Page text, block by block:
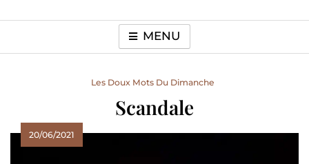
MENU
Les Doux Mots Du Dimanche
Scandale
20/06/2021